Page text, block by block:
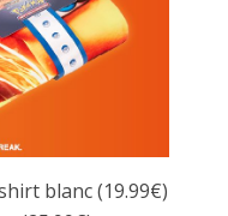
blanc (19.99€)